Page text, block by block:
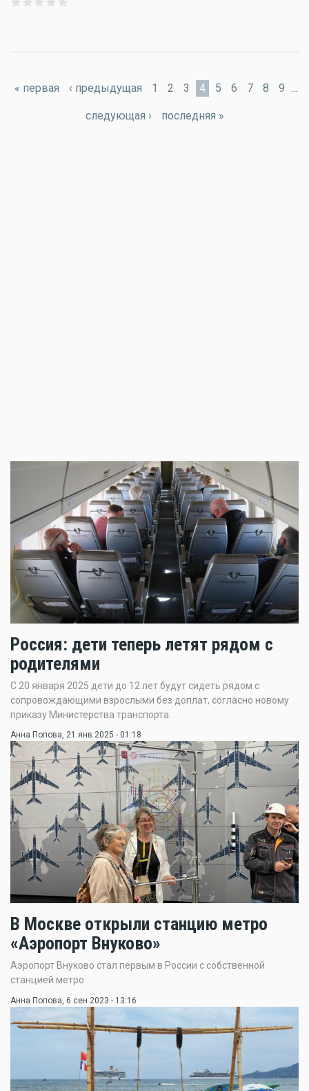
« первая ‹ предыдущая 1 2 3 4 5 6 7 8 9 …
следующая › последняя »
Россия: дети теперь летят рядом с
родителями
С 20 января 2025 дети до 12 лет будут сидеть рядом с
сопровождающими взрослыми без доплат, согласно новому
приказу Министерства транспорта.
Анна Попова, 21 янв 2025 - 01:18
В Москве открыли станцию метро
«Аэропорт Внуково»
Аэропорт Внуково стал первым в России с собственной
станцией метро
Анна Попова , 6 сен 2023 - 13:16